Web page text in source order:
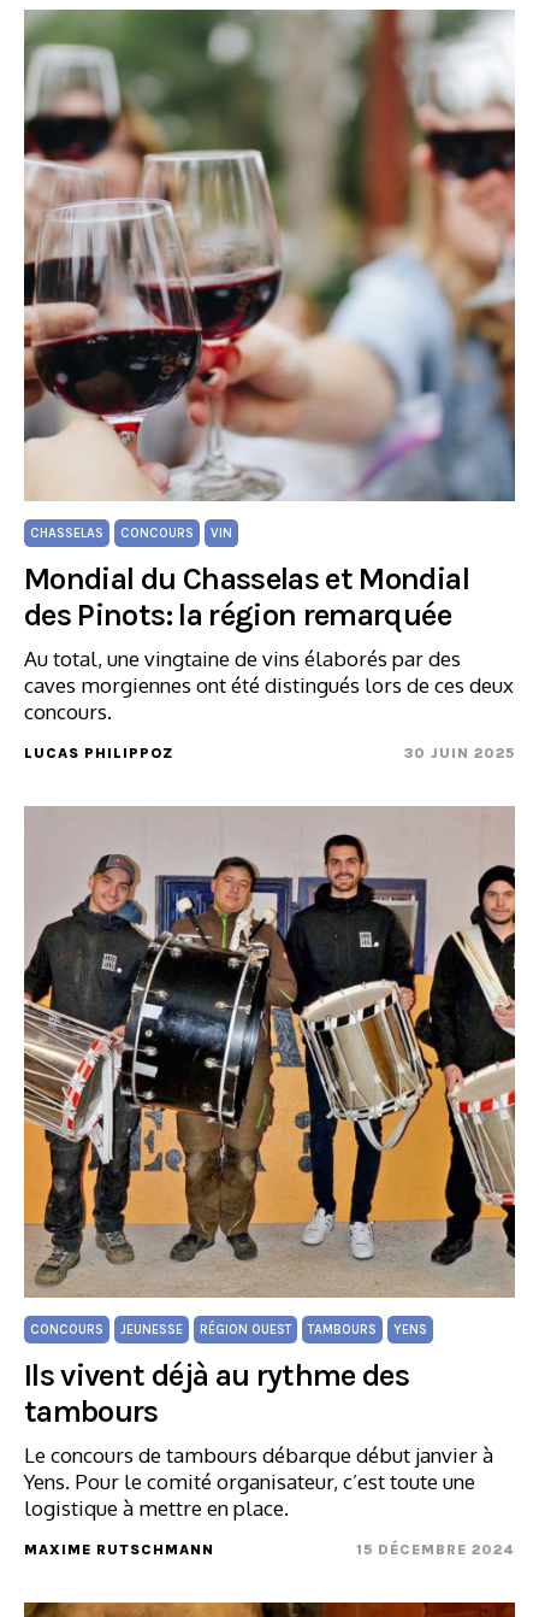
CHASSELAS CONCOURS VIN
Mondial du Chasselas et Mondial
des Pinots: la région remarquée
Au total, une vingtaine de vins élaborés par des
caves morgiennes ont été distingués lors de ces deux
concours.
LUCAS PHILIPPOZ 30 JUIN 2025
CONCOURS JEUNESSE RÉGION OUEST TAMBOURS YENS
Ils vivent déjà au rythme des
tambours
Le concours de tambours débarque début janvier à
Yens. Pour le comité organisateur, c’est toute une
logistique à mettre en place.
MAXIME RUTSCHMANN 15 DÉCEMBRE 2024